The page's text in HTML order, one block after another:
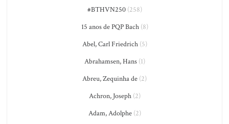
#BTHVN250(258)
15 anos de PQP Bach(8)
Abel, Carl Friedrich(5)
Abrahamsen, Hans(1)
Abreu, Zequinha de (2)
Achron, Joseph(2)
Adam, Adolphe(2)